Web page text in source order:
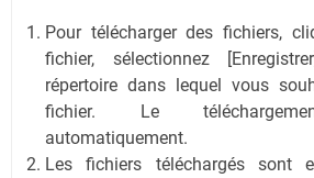
Pour télécharger des fichiers,
fichier, sélectionnez
répertoire dans lequel vous
fichier. Le
automatiquement.
Les fichiers téléchargés sont